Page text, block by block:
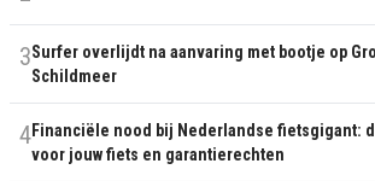
3Surfer overlijdt na aanvaring met bootje op
Schildmeer
4Financiële nood bij Nederlandse fietsgigant:
voor jouw fiets en garantierechten